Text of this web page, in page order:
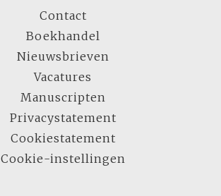
Contact
Boekhandel
Nieuwsbrieven
Vacatures
Manuscripten
Privacystatement
Cookiestatement
Cookie-instellingen